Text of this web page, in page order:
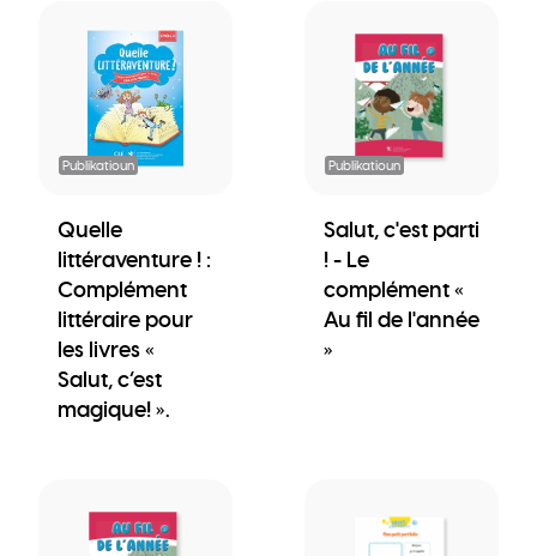
Publikatioun
Quelle
littéraventure ! :
Complément
littéraire pour
les livres «
Salut, c’est
magique! ».
Publikatioun
Salut, c'est parti
! - Le
complément «
Au fil de l'année
»